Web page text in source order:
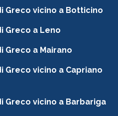
Greco vicino a Botticino
Greco a Leno
Greco a Mairano
Greco vicino a Capriano
Greco vicino a Barbariga